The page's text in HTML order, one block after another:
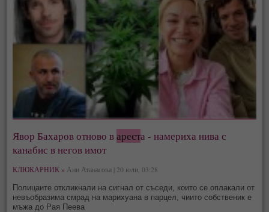
Явор Бахаров отново вареста - намериха нива с
канабис в негов имот
КЛЮКАРНИК » Ани Атанасова | 20 юли, 03:28
Полицаите откликнали на сигнал от съседи, които се оплакали от
невъобразима смрад на марихуана в парцел, чиито собственик е
мъжа до Рая Пеева